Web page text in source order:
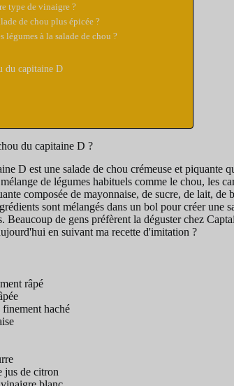
type de vinaigre ?
de chou plus épicée ?
légumes à la salade de chou ?
du capitaine D
du capitaine D ?
D est une salade de chou crémeuse et piquante
de légumes habituels comme le chou, les
composée de mayonnaise, de sucre, de lait,
sont mélangés dans un bol pour créer une
Beaucoup de gens préfèrent la déguster chez
en suivant ma recette d'imitation ?
râpé
finement haché
jus de citron